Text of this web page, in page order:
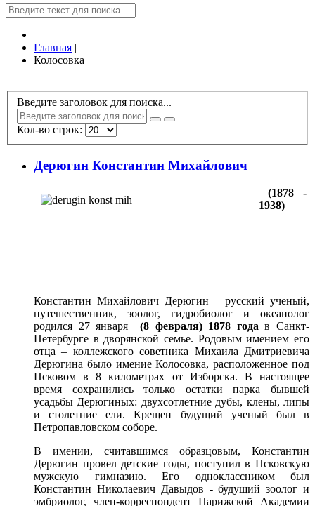
Главная |
Колосовка
Введите заголовок для поиска...
Кол-во строк:
Дерюгин Константин Михайлович
(1878 -
1938)
Константин Михайлович Дерюгин – русский ученый,
путешественник, зоолог, гидробиолог и океанолог
родился 27 января(8 февраля) 1878 года в Санкт-
Петербурге в дворянской семье. Родовым имением его
отца – коллежского советника Михаила Дмитриевича
Дерюгина было имение Колосовка, расположенное под
Псковом в 8 километрах от Изборска. В настоящее
время сохранились только остатки парка бывшей
усадьбы Дерюгиных: двухсотлетние дубы, клены, липы
и столетние ели. Крещен будущий ученый был в
Петропавловском соборе.
В имении, считавшимся образцовым, Константин
Дерюгин провел детские годы, поступил в Псковскую
мужскую гимназию. Его одноклассником был
Константин Николаевич Давыдов - будущий зоолог и
эмбриолог, член-корреспондент Парижской Академии